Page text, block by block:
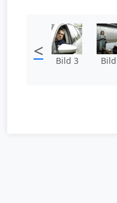
< Bild 3